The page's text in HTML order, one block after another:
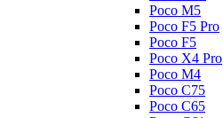
Poco M5
Poco F5 Pro
Poco F5
Poco X4 Pro
Poco M4
Poco C75
Poco C65